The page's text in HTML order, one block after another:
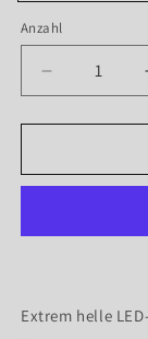
Anzahl
Anzahl
Verringere
die
Menge
LED-
Extrem helle